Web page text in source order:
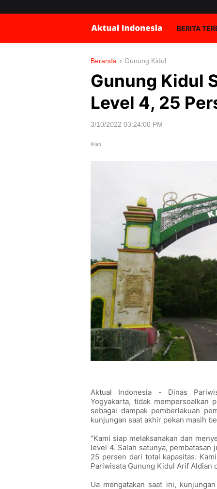
BERITA
Beranda Gunung Kidul
Gunung Kidul
Level 4, 25
3/10/2022 03:24:00 PM
Iklan
Aktual Indonesia - Dinas
Yogyakarta, tidak mempersoalkan
sebagai dampak pemberlakuan
kunjungan saat akhir pekan masih
“Kami siap melaksanakan dan
level 4. Salah satunya,
25 persen dari total kapasitas.
Pariwisata Gunung Kidul Arif Aldian
Ua mengatakan saat ini,